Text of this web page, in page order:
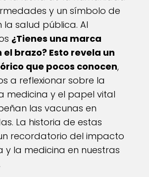
y un símbolo de
la salud pública. Al
¿Tienes una marca
brazo? Esto revela un
que pocos conocen,
a reflexionar sobre la
medicina y el papel vital
las vacunas en
La historia de estas
recordatorio del impacto
y la medicina en nuestras